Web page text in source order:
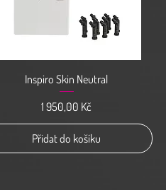
Rychlý náhled
Inspiro Skin Neutral
Cena
1 950,00 Kč
Přidat do košíku